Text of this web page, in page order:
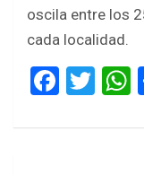
oscila entre los
cada localidad.
F
ce
T
tt